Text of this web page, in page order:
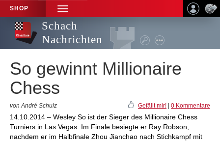
SHOP
TOGGLE
NAVIGATION
Schach
Nachrichten
So gewinnt Millionaire
Chess
von André Schulz Gefällt mir! 0 Kommentare
14.10.2014 – Wesley So ist der Sieger des Millionaire Chess
Turniers in Las Vegas. Im Finale besiegte er Ray Robson,
nachdem er im Halbfinale Zhou Jianchao nach Stichkampf mit